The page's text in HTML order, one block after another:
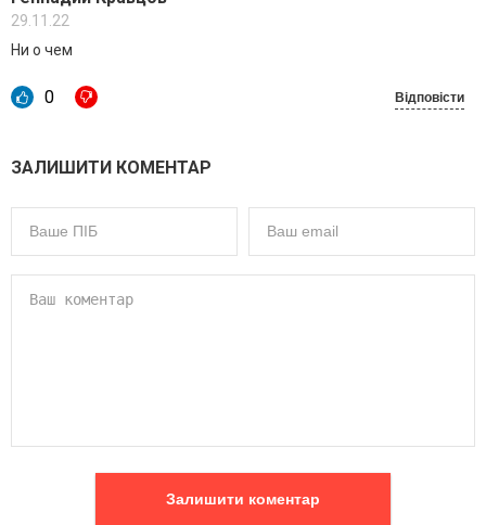
29.11.22
Ни о чем
0 Відповісти
ЗАЛИШИТИ КОМЕНТАР
Залишити коментар